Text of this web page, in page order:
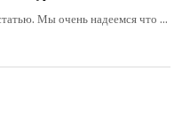
Мы очень надеемся что ...